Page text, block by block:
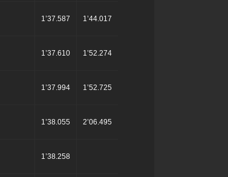
1’37.587 1’44.017
1’37.610 1’52.274
1’37.994 1’52.725
1’38.055 2’06.495
1’38.258